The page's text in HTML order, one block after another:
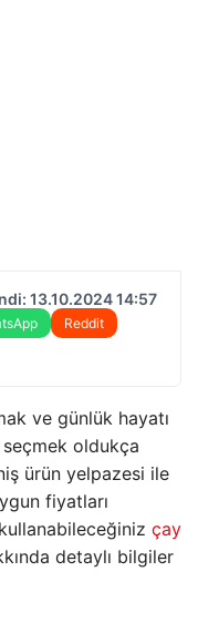
13.10.2024 14:57
Reddit
ve günlük hayatı
oldukça
ürün yelpazesi ile
fiyatları
çay
detaylı bilgiler